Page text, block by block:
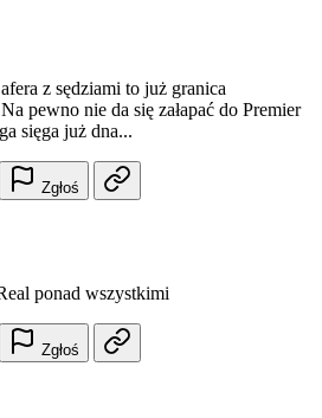
z sędziami to już granica
pewno nie da się załapać do Premier
sięga już dna...
Zgłoś
ponad wszystkimi
Zgłoś